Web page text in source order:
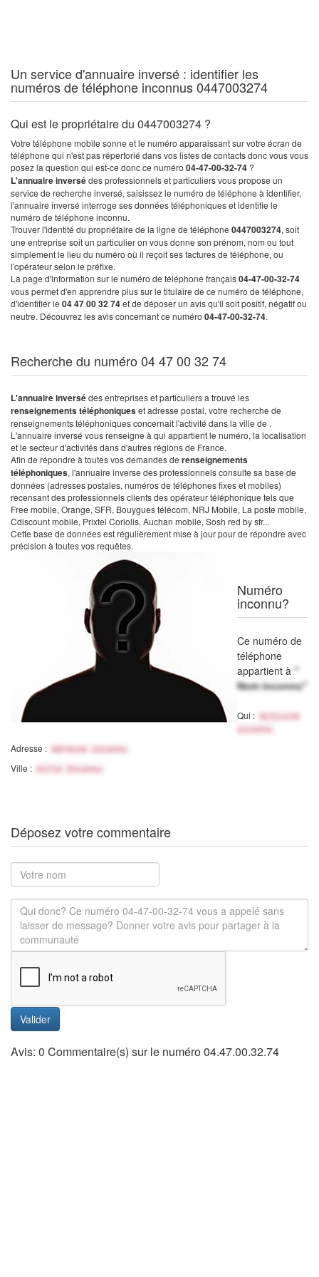
Un service d'annuaire inversé : identifier les
numéros de téléphone inconnus 0447003274
Qui est le propriétaire du 0447003274 ?
Votre téléphone mobile sonne et le numéro apparaissant sur votre écran de
téléphone qui n'est pas répertorié dans vos listes de contacts donc vous vous
posez la question qui est-ce donc ce numéro 04-47-00-32-74 ?
L'annuaire inversédes professionnels et particuliers vous propose un
service de recherche inversé, saisissez le numéro de téléphone à identifier,
l'annuaire inversé interroge ses données téléphoniques et identifie le
numéro de téléphone inconnu.
Trouver l'identité du propriétaire de la ligne de téléphone 0447003274, soit
une entreprise soit un particulier on vous donne son prénom, nom ou tout
simplement le lieu du numéro où il reçoit ses factures de téléphone, ou
l'opérateur selon le préfixe.
La page d'information sur le numéro de téléphone français04-47-00-32-74
vous permet d'en apprendre plus sur le titulaire de ce numéro de téléphone,
d'identifier le 04 47 00 32 74et de déposer un avis qu'il soit positif, négatif ou
neutre. Découvrez les avis concernant ce numéro 04-47-00-32-74.
Recherche du numéro 04 47 00 32 74
L'annuaire inversédes entreprises et particuliers a trouvé les
renseignements téléphoniqueset adresse postal, votre recherche de
renseignements téléphoniques concernait l'activité dans la ville de .
L'annuaire inversé vous renseigne à qui appartient le numéro, la localisation
et le secteur d'activités dans d'autres régions de France.
Afin de répondre à toutes vos demandes de renseignements
téléphoniques, l'annuaire inverse des professionnels consulte sa base de
données (adresses postales, numéros de téléphones fixes et mobiles)
recensant des professionnels clients des opérateur téléphonique tels que
Free mobile, Orange, SFR, Bouygues télécom, NRJ Mobile, La poste mobile,
Cdiscount mobile, Prixtel Coriolis, Auchan mobile, Sosh red by sfr...
Cette base de données est régulièrement mise à jour pour de répondre avec
précision à toutes vos requêtes.
Numéro
inconnu?
Ce numéro de
téléphone
appartient à "
Nom inconnu"
Qui :
Activité
inconnu
Adresse : Adresse inconnu
Ville : Ville Inconnu
Déposez votre commentaire
Valider
Avis: 0 Commentaire(s) sur le numéro 04.47.00.32.74